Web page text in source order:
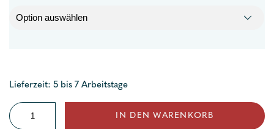
Lieferzeit: 5 bis 7 Arbeitstage
Kompass
IN DEN WARENKORB